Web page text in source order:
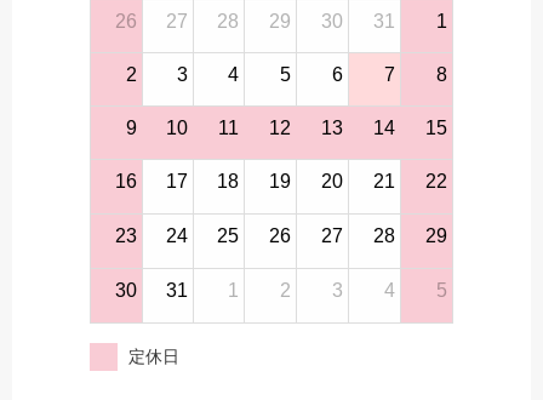
26
27 28 29 30 31 1
2 3 4 5 6 7 8
9 10 11 12 13 14 15
16 17 18 19 20 21 22
23 24 25 26 27 28 29
30 31 1 2 3 4 5
定休日